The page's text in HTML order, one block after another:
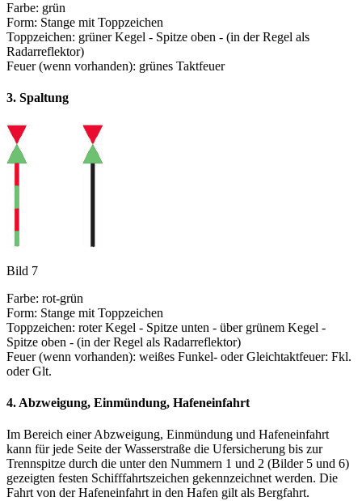
Farbe: grün
Form: Stange mit Toppzeichen
Toppzeichen: grüner Kegel - Spitze oben - (in der Regel als
Radarreflektor)
Feuer (wenn vorhanden): grünes Taktfeuer
3. Spaltung
Bild 7
Farbe: rot-grün
Form: Stange mit Toppzeichen
Toppzeichen: roter Kegel - Spitze unten - über grünem Kegel -
Spitze oben - (in der Regel als Radarreflektor)
Feuer (wenn vorhanden): weißes Funkel- oder Gleichtaktfeuer: Fkl.
oder Glt.
4. Abzweigung, Einmündung, Hafeneinfahrt
Im Bereich einer Abzweigung, Einmündung und Hafeneinfahrt
kann für jede Seite der Wasserstraße die Ufersicherung bis zur
Trennspitze durch die unter den Nummern 1 und 2 (Bilder 5 und 6)
gezeigten festen Schifffahrtszeichen gekennzeichnet werden. Die
Fahrt von der Hafeneinfahrt in den Hafen gilt als Bergfahrt.